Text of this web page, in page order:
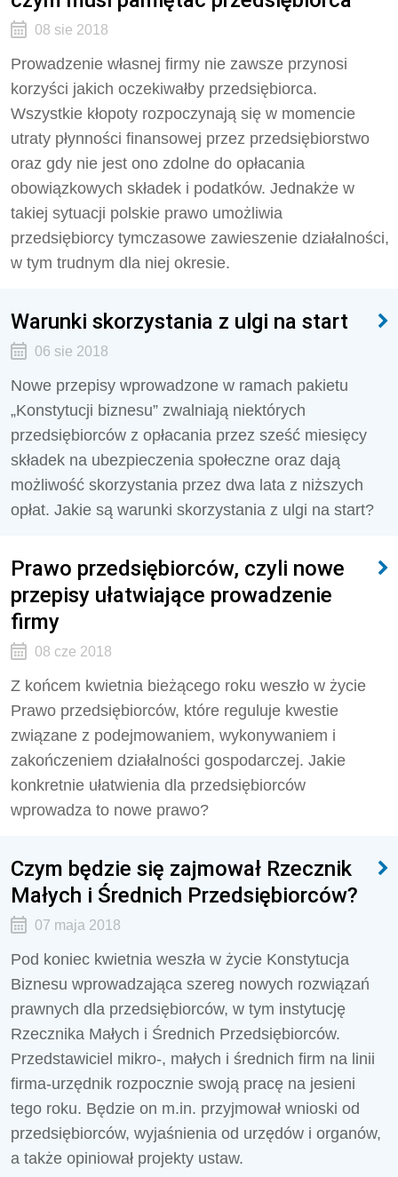
08 sie 2018
Prowadzenie własnej firmy nie zawsze przynosi
korzyści jakich oczekiwałby przedsiębiorca.
Wszystkie kłopoty rozpoczynają się w momencie
utraty płynności finansowej przez przedsiębiorstwo
oraz gdy nie jest ono zdolne do opłacania
obowiązkowych składek i podatków. Jednakże w
takiej sytuacji polskie prawo umożliwia
przedsiębiorcy tymczasowe zawieszenie działalności,
w tym trudnym dla niej okresie.
Warunki skorzystania z ulgi na start
06 sie 2018
Nowe przepisy wprowadzone w ramach pakietu
„Konstytucji biznesu” zwalniają niektórych
przedsiębiorców z opłacania przez sześć miesięcy
składek na ubezpieczenia społeczne oraz dają
możliwość skorzystania przez dwa lata z niższych
opłat. Jakie są warunki skorzystania z ulgi na start?
Prawo przedsiębiorców, czyli nowe
przepisy ułatwiające prowadzenie
firmy
08 cze 2018
Z końcem kwietnia bieżącego roku weszło w życie
Prawo przedsiębiorców, które reguluje kwestie
związane z podejmowaniem, wykonywaniem i
zakończeniem działalności gospodarczej. Jakie
konkretnie ułatwienia dla przedsiębiorców
wprowadza to nowe prawo?
Czym będzie się zajmował Rzecznik
Małych i Średnich Przedsiębiorców?
07 maja 2018
Pod koniec kwietnia weszła w życie Konstytucja
Biznesu wprowadzająca szereg nowych rozwiązań
prawnych dla przedsiębiorców, w tym instytucję
Rzecznika Małych i Średnich Przedsiębiorców.
Przedstawiciel mikro-, małych i średnich firm na linii
firma-urzędnik rozpocznie swoją pracę na jesieni
tego roku. Będzie on m.in. przyjmował wnioski od
przedsiębiorców, wyjaśnienia od urzędów i organów,
a także opiniował projekty ustaw.